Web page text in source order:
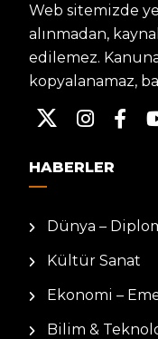
Web sitemizde
alınmadan,
edilemez.
kopyalanamaz,
HABERLER
Dünya –
Kültür Sanat
Ekonomi –
Bilim &